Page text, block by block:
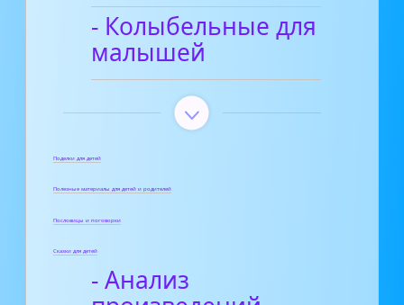
- Колыбельные для
малышей
Поделки для детей
Полезные материалы для детей и родителей
Пословицы и поговорки
Сказки для детей
- Анализ